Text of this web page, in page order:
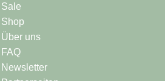
gewählt
werden
Sale
Shop
Über uns
FAQ
Newsletter